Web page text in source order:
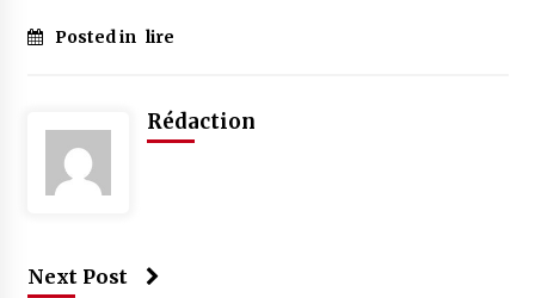
Posted in lire
Rédaction
Next Post